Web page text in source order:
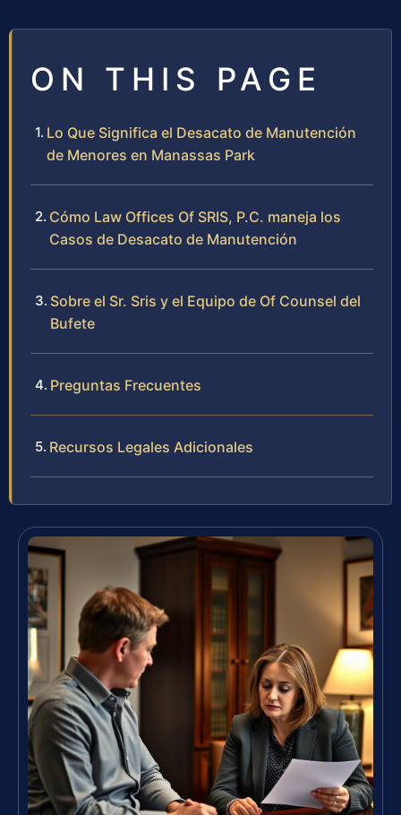
ON THIS PAGE
Lo Que Significa el Desacato de Manutención
de Menores en Manassas Park
Cómo Law Offices Of SRIS, P.C. maneja los
Casos de Desacato de Manutención
Sobre el Sr. Sris y el Equipo de Of Counsel del
Bufete
Preguntas Frecuentes
Recursos Legales Adicionales